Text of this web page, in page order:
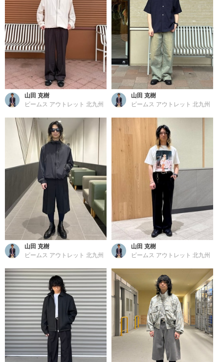
山田 克樹
ビームス アウトレット 北九州
山田 克樹
ビームス アウトレット 北九州
山田 克樹
ビームス アウトレット 北九州
山田 克樹
ビームス アウトレット 北九州